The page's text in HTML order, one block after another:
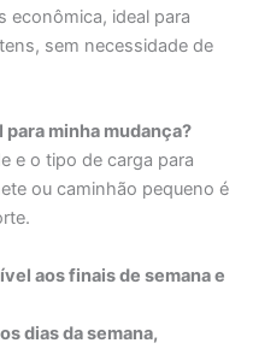
econômica, ideal para
sem necessidade de
minha mudança?
e o tipo de carga para
ou caminhão pequeno é
aos finais de semana e
dias da semana,